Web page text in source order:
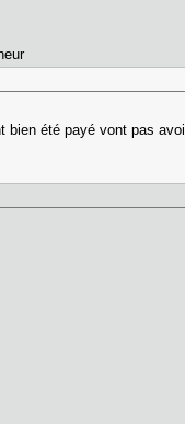
bien été payé vont pas